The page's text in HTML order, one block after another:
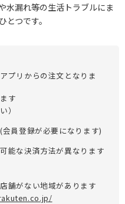
水漏れ等の生活トラブルにま
つです。
プリからの注文となりま
す
）
員登録が必要になります)
能な決済方法が異なります
舗がない地域があります